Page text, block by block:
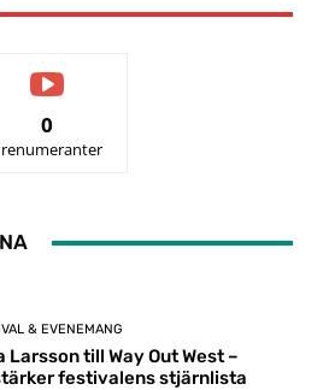
0
& EVENEMANG
Larsson till Way Out West –
festivalens stjärnlista